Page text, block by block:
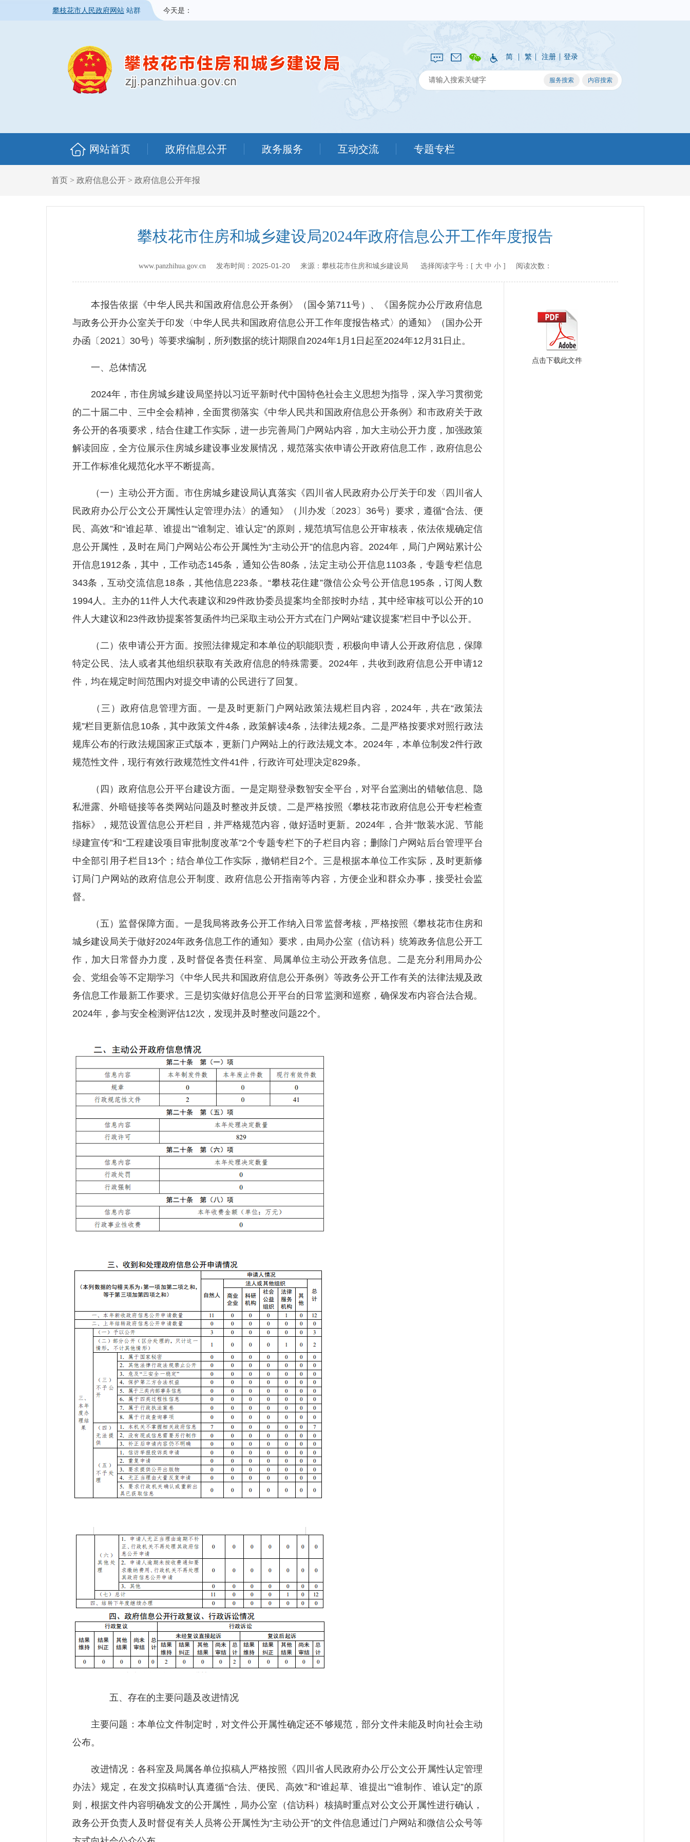
攀枝花市人民政府网站 站群 今天是：
简 | 繁 | 注册 | 登录
网站首页 政府信息公开 政务服务 互动交流 专题专栏
首页> 政府信息公开> 政府信息公开年报
攀枝花市住房和城乡建设局2024年政府信息公开工作年度报告
www.panzhihua.gov.cn 发布时间： 2025-01-20来源： 攀枝花市住房和城乡建设局 选择阅读字号：[ 大 中 小] 阅读次数：
本报告依据《中华人民共和国政府信息公开条例》（国令第711号）、《国务院办公厅政府信息
与政务公开办公室关于印发〈中华人民共和国政府信息公开工作年度报告格式〉的通知》（国办公开
办函〔2021〕30号）等要求编制，所列数据的统计期限自2024年1月1日起至2024年12月31日止。
一、总体情况
2024年，市住房城乡建设局坚持以习近平新时代中国特色社会主义思想为指导，深入学习贯彻党
的二十届二中、三中全会精神，全面贯彻落实《中华人民共和国政府信息公开条例》和市政府关于政
务公开的各项要求，结合住建工作实际，进一步完善局门户网站内容，加大主动公开力度，加强政策
解读回应，全方位展示住房城乡建设事业发展情况，规范落实依申请公开政府信息工作，政府信息公
开工作标准化规范化水平不断提高。
（一）主动公开方面。市住房城乡建设局认真落实《四川省人民政府办公厅关于印发〈四川省人
民政府办公厅公文公开属性认定管理办法〉的通知》（川办发〔2023〕36号）要求，遵循“合法、便
民、高效”和“谁起草、谁提出”“谁制定、谁认定”的原则，规范填写信息公开审核表，依法依规确定信
息公开属性，及时在局门户网站公布公开属性为“主动公开”的信息内容。2024年，局门户网站累计公
开信息1912条，其中，工作动态145条，通知公告80条，法定主动公开信息1103条，专题专栏信息
343条，互动交流信息18条，其他信息223条。“攀枝花住建”微信公众号公开信息195条，订阅人数
1994人。主办的11件人大代表建议和29件政协委员提案均全部按时办结，其中经审核可以公开的10
件人大建议和23件政协提案答复函件均已采取主动公开方式在门户网站“建议提案”栏目中予以公开。
（二）依申请公开方面。按照法律规定和本单位的职能职责，积极向申请人公开政府信息，保障
特定公民、法人或者其他组织获取有关政府信息的特殊需要。2024年，共收到政府信息公开申请12
件，均在规定时间范围内对提交申请的公民进行了回复。
（三）政府信息管理方面。一是及时更新门户网站政策法规栏目内容，2024年，共在“政策法
规”栏目更新信息10条，其中政策文件4条，政策解读4条，法律法规2条。二是严格按要求对照行政法
规库公布的行政法规国家正式版本，更新门户网站上的行政法规文本。2024年，本单位制发2件行政
规范性文件，现行有效行政规范性文件41件，行政许可处理决定829条。
（四）政府信息公开平台建设方面。一是定期登录数智安全平台，对平台监测出的错敏信息、隐
私泄露、外暗链接等各类网站问题及时整改并反馈。二是严格按照《攀枝花市政府信息公开专栏检查
指标》，规范设置信息公开栏目，并严格规范内容，做好适时更新。2024年，合并“散装水泥、节能
绿建宣传”和“工程建设项目审批制度改革”2个专题专栏下的子栏目内容；删除门户网站后台管理平台
中全部引用子栏目13个；结合单位工作实际，撤销栏目2个。三是根据本单位工作实际，及时更新修
订局门户网站的政府信息公开制度、政府信息公开指南等内容，方便企业和群众办事，接受社会监
督。
（五）监督保障方面。一是我局将政务公开工作纳入日常监督考核，严格按照《攀枝花市住房和
城乡建设局关于做好2024年政务信息工作的通知》要求，由局办公室（信访科）统筹政务信息公开工
作，加大日常督办力度，及时督促各责任科室、局属单位主动公开政务信息。二是充分利用局办公
会、党组会等不定期学习《中华人民共和国政府信息公开条例》等政务公开工作有关的法律法规及政
务信息工作最新工作要求。三是切实做好信息公开平台的日常监测和巡察，确保发布内容合法合规。
2024年，参与安全检测评估12次，发现并及时整改问题22个。
五、存在的主要问题及改进情况
主要问题：本单位文件制定时，对文件公开属性确定还不够规范，部分文件未能及时向社会主动
公布。
改进情况：各科室及局属各单位拟稿人严格按照《四川省人民政府办公厅公文公开属性认定管理
办法》规定，在发文拟稿时认真遵循“合法、便民、高效”和“谁起草、谁提出”“谁制作、谁认定”的原
则，根据文件内容明确发文的公开属性，局办公室（信访科）核搞时重点对公文公开属性进行确认，
政务公开负责人及时督促有关人员将公开属性为“主动公开”的文件信息通过门户网站和微信公众号等
点击下载此文件